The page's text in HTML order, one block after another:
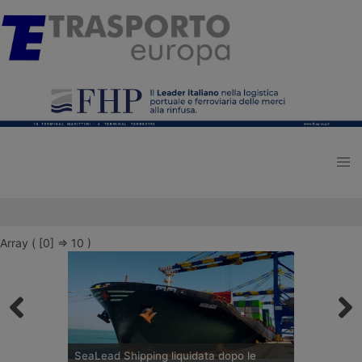
Array ( [0] => 10 )
SeaLead Shipping liquidata dopo le